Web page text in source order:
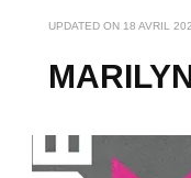
UPDATED ON 18 AVRIL